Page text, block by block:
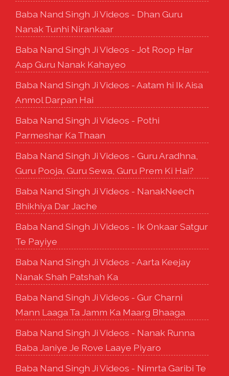
Baba Nand Singh Ji Videos - Dhan Guru
Nanak Tunhi Nirankaar
Baba Nand Singh Ji Videos - Jot Roop Har
Aap Guru Nanak Kahayeo
Baba Nand Singh Ji Videos - Aatam hi Ik Aisa
Anmol Darpan Hai
Baba Nand Singh Ji Videos - Pothi
Parmeshar Ka Thaan
Baba Nand Singh Ji Videos - Guru Aradhna,
Guru Pooja, Guru Sewa, Guru Prem Ki Hai?
Baba Nand Singh Ji Videos - NanakNeech
Bhikhiya Dar Jache
Baba Nand Singh Ji Videos - Ik Onkaar Satgur
Te Payiye
Baba Nand Singh Ji Videos - Aarta Keejay
Nanak Shah Patshah Ka
Baba Nand Singh Ji Videos - Gur Charni
Mann Laaga Ta Jamm Ka Maarg Bhaaga
Baba Nand Singh Ji Videos - Nanak Runna
Baba Janiye Je Rove Laaye Piyaro
Baba Nand Singh Ji Videos - Nimrta Garibi Te